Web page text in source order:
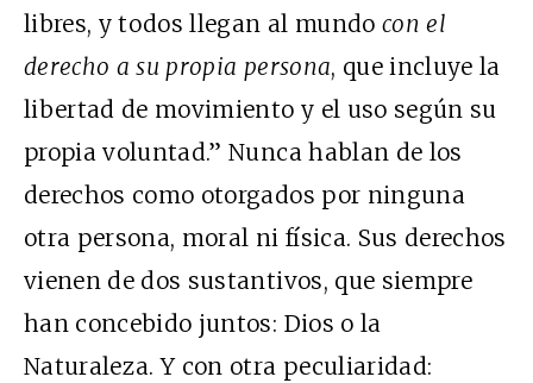
libres, y todos llegan al mundo con el
derecho a su propia persona, que incluye la
libertad de movimiento y el uso según su
propia voluntad.” Nunca hablan de los
derechos como otorgados por ninguna
otra persona, moral ni física. Sus derechos
vienen de dos sustantivos, que siempre
han concebido juntos: Dios o la
Naturaleza. Y con otra peculiaridad: